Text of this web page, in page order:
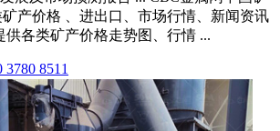
产价格 、进出口、市场行情、新闻资讯
供各类矿产价格走势图、行情 ...
8511